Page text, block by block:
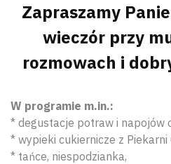
Zapraszamy
wieczór przy
rozmowach i
W programie m.in.:
* degustacje potraw i napojów
* wypieki cukiernicze z Piekarni
* tańce, niespodzianka,